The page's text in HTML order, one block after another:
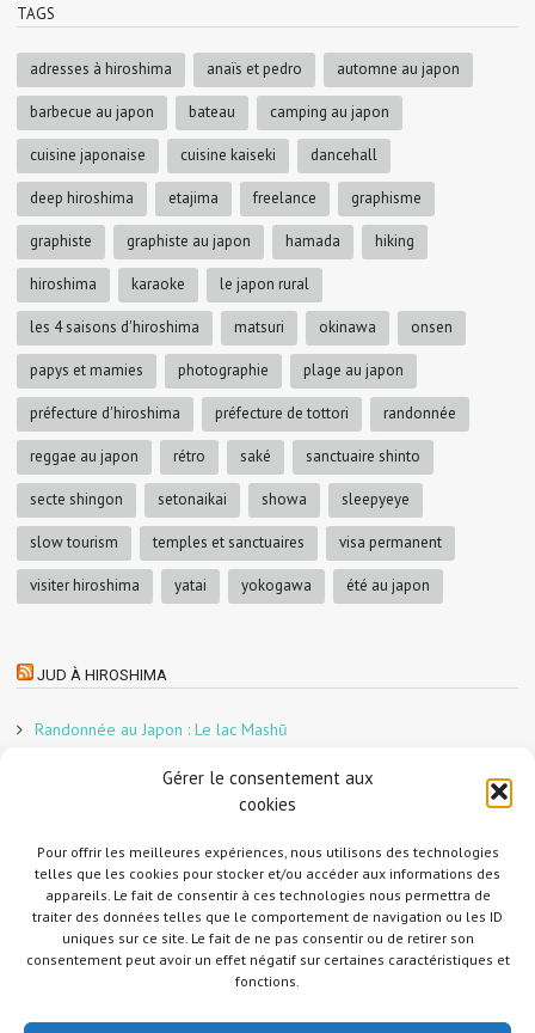
Gérer le consentement aux
cookies
Pour offrir les meilleures expériences, nous utilisons des technologies
telles que les cookies pour stocker et/ou accéder aux informations des
appareils. Le fait de consentir à ces technologies nous permettra de
traiter des données telles que le comportement de navigation ou les ID
uniques sur ce site. Le fait de ne pas consentir ou de retirer son
consentement peut avoir un effet négatif sur certaines caractéristiques et
fonctions.
TAGS
adresses à hiroshima anaïs et pedro automne au japon
barbecue au japon bateau camping au japon
cuisine japonaise cuisine kaiseki dancehall
deep hiroshima etajima freelance graphisme
graphiste graphiste au japon hamada hiking
hiroshima karaoke le japon rural
les 4 saisons d'hiroshima matsuri okinawa onsen
papys et mamies photographie plage au japon
préfecture d'hiroshima préfecture de tottori randonnée
reggae au japon rétro saké sanctuaire shinto
secte shingon setonaikai showa sleepyeye
slow tourism temples et sanctuaires visa permanent
visiter hiroshima yatai yokogawa été au japon
JUD À HIROSHIMA
Randonnée au Japon : Le lac Mashū
En direct sur Adobe France !
Un café et des cabanes dans la forêt
Slow Tourism à Tomo-no-Ura
Slow tourism à Onomichi
Randonnée au Japon : Le Mont Daisen
Randonnée au Japon : Le Mont Misen